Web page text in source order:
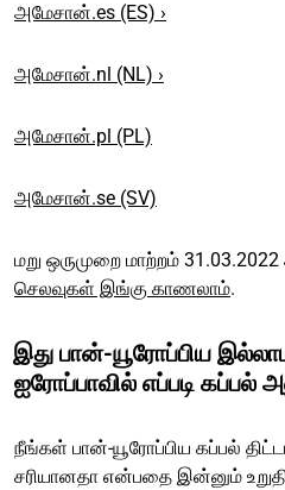
அமேசான்.es (ES) ›
அமேசான்.nl (NL) ›
அமேசான்.pl (PL)
அமேசான்.se (SV)
மறு ஒருமுறை மாற்றம்
செலவுகள் இங்கு காணலாம்.
இது பான்-யூரோப்பிய
ஐரோப்பாவில் எப்படி கப்பல்
நீங்கள் பான்-யூரோப்பிய கப்பல்
சரியானதா என்பதை இன்னும்